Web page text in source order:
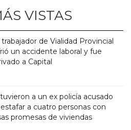
VISTAS
trabajador de Vialidad Provincial
un accidente laboral y fue
a Capital
a un ex policía acusado
a cuatro personas con
promesas de viviendas